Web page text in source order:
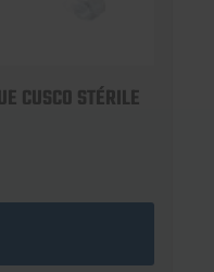
CUSCO STÉRILE